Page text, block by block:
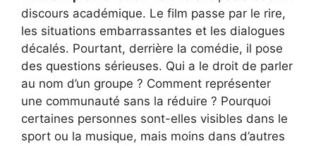
discours académique. Le film passe par le rire,
les situations embarrassantes et les dialogues
décalés. Pourtant, derrière la comédie, il pose
des questions sérieuses. Qui a le droit de parler
au nom d’un groupe ? Comment représenter
une communauté sans la réduire ? Pourquoi
certaines personnes sont-elles visibles dans le
sport ou la musique, mais moins dans d’autres